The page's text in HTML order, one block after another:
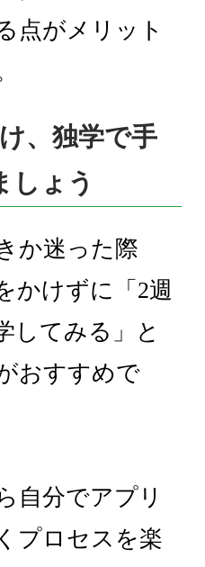
点がメリット
、独学で手
しょう
か迷った際
かけずに「2週
してみる」と
おすすめで
自分でアプリ
プロセスを楽